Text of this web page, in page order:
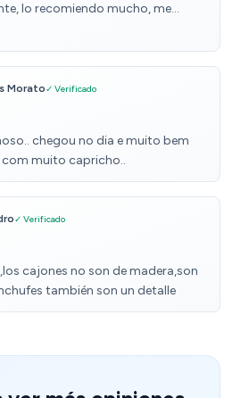
lo recomiendo mucho, me
fascinante, tiene incorporado dos
USB todo muy bueno 👌
Morato✓ Verificado
chegou no dia e muito bem
muito capricho..
✓ Verificado
cajones no son de madera,son
también son un detalle